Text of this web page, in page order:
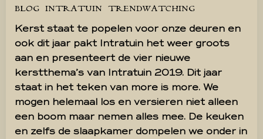
BLOG INTRATUIN TRENDWATCHING
Kerst staat te popelen voor onze deuren en
ook dit jaar pakt Intratuin het weer groots
aan en presenteert de vier nieuwe
kerstthema’s van Intratuin 2019. Dit jaar
staat in het teken van more is more. We
mogen helemaal los en versieren niet alleen
een boom maar nemen alles mee. De keuken
en zelfs de slaapkamer dompelen we onder in